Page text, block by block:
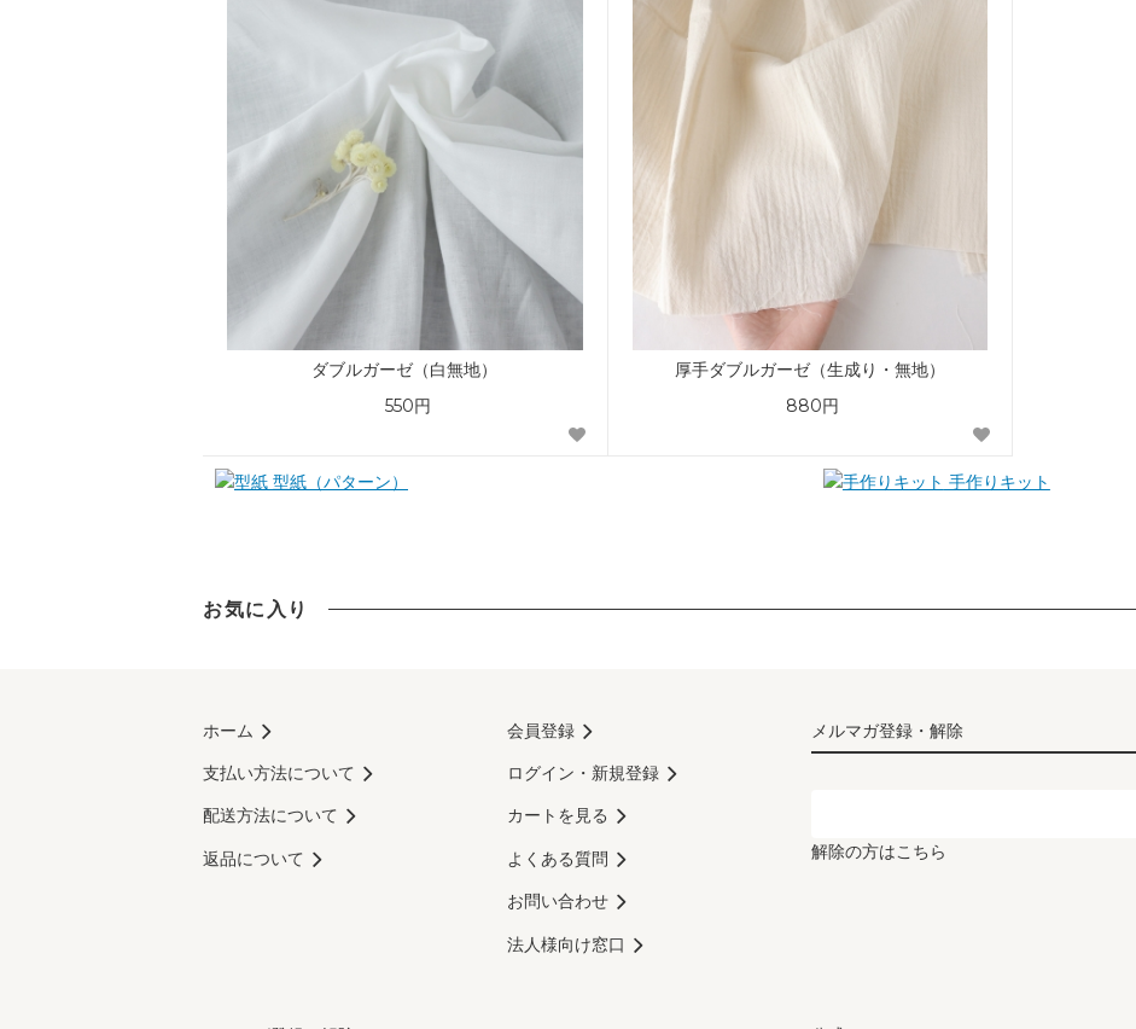
ダブルガーゼ（白無地）
550円
厚手ダブルガーゼ（生成り・無地）
880円
型紙（パターン） 手作りキット
お気に入り
メルマガ登録・解除
解除の方はこちら
ホーム
支払い方法について
配送方法について
返品について
会員登録
ログイン・新規登録
カートを見る
よくある質問
お問い合わせ
法人様向け窓口